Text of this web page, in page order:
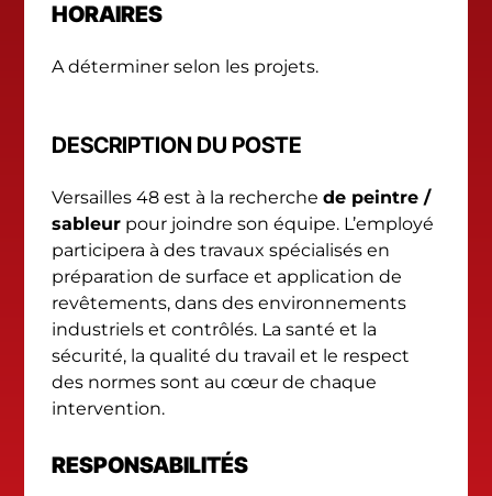
HORAIRES
A déterminer selon les projets.
DESCRIPTION DU POSTE
Versailles 48 est à la recherchede peintre /
sableur pour joindre son équipe. L’employé
participera à des travaux spécialisés en
préparation de surface et application de
revêtements, dans des environnements
industriels et contrôlés. La santé et la
sécurité, la qualité du travail et le respect
des normes sont au cœur de chaque
intervention.
RESPONSABILITÉS